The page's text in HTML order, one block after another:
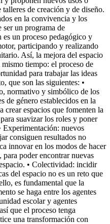
de creación y de diseño.
en la convivencia y los
ser un programa de
un proceso pedagógico y
participando y realizando
Así, la mejora del espacio
tiempo: el proceso de
para trabajar las ideas
que son las siguientes: •
normativo y simbólico de los
de género establecidos en la
crear espacios que fomenten la
suavizar los roles y poner
Experimentación: nuevos
consiguen resultados no
innovar en los modos de hacer
poder encontrar nuevas
• Colectividad: incidir
del espacio no es un reto que
es fundamental que la
se haga entre los agentes
escolar y agentes
que el proceso tenga
una transformación con